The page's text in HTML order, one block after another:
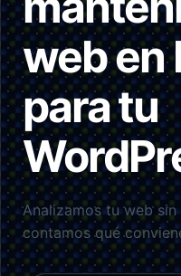
web en
para tu
Analizamos tu web
contamos qué